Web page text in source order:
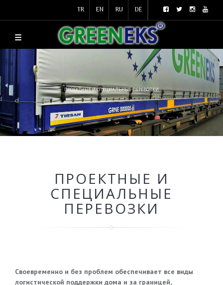
TR EN RU DE
ПРОЕКТНЫЕ И СПЕЦИАЛЬНЫЕ ПЕРЕВОЗКИ
ПРОЕКТНЫЕ И
СПЕЦИАЛЬНЫЕ
ПЕРЕВОЗКИ
Своевременно и без проблем обеспечивает все виды
логистической поддержки дома и за границей,